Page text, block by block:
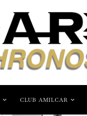
CLUB AMILCAR